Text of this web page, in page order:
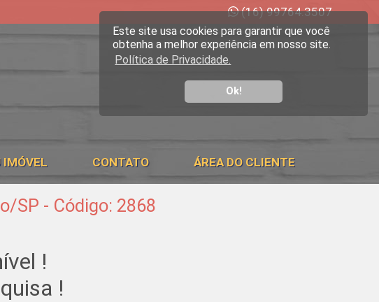
Este site usa cookies para garantir que você
obtenha a melhor experiência em nosso site.
Política de Privacidade.
Ok!
(16) 99764.3507
IMÓVEL CONTATO ÁREA DO CLIENTE
SP - Código: 2868
!
!